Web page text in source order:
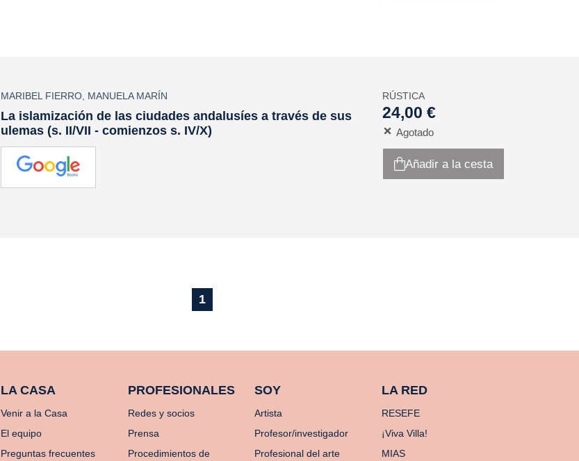
MARIBEL FIERRO, MANUELA MARÍN
La islamización de las ciudades andalusíes a través de sus
ulemas (s. II/VII - comienzos s. IV/X)
RÚSTICA
24,00 €
Agotado
Añadir a la cesta
1
LA CASA
Venir a la Casa
El equipo
Preguntas frecuentes
PROFESIONALES
Redes y socios
Prensa
Procedimientos de
SOY
Artista
Profesor/investigador
Profesional del arte
LA RED
RESEFE
¡Viva Villa!
MIAS